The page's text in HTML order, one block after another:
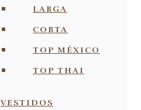
LARGA
CORTA
TOP MÉXICO
TOP THAI
VESTIDOS